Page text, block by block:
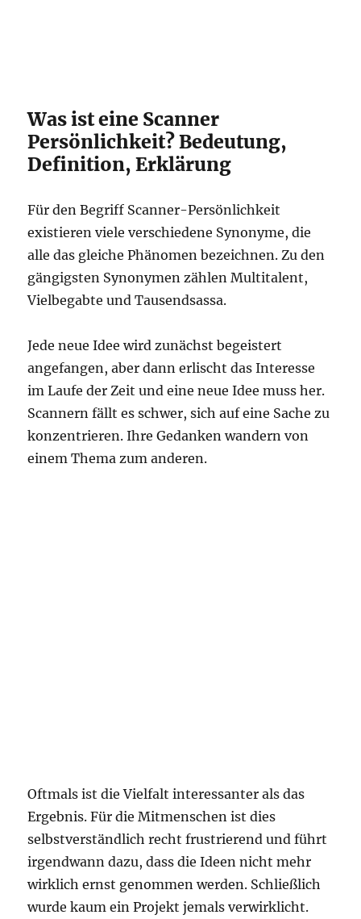
Was ist eine Scanner
Persönlichkeit? Bedeutung,
Definition, Erklärung
Für den Begriff Scanner-Persönlichkeit
existieren viele verschiedene Synonyme, die
alle das gleiche Phänomen bezeichnen. Zu den
gängigsten Synonymen zählen Multitalent,
Vielbegabte und Tausendsassa.
Jede neue Idee wird zunächst begeistert
angefangen, aber dann erlischt das Interesse
im Laufe der Zeit und eine neue Idee muss her.
Scannern fällt es schwer, sich auf eine Sache zu
konzentrieren. Ihre Gedanken wandern von
einem Thema zum anderen.
Oftmals ist die Vielfalt interessanter als das
Ergebnis. Für die Mitmenschen ist dies
selbstverständlich recht frustrierend und führt
irgendwann dazu, dass die Ideen nicht mehr
wirklich ernst genommen werden. Schließlich
wurde kaum ein Projekt jemals verwirklicht.